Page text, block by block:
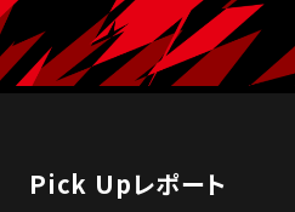
Pick Upレポート